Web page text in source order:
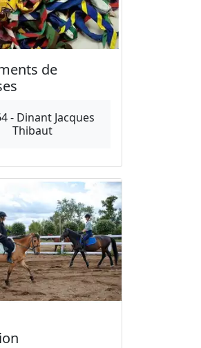
de
- Dinant Jacques
Thibaut